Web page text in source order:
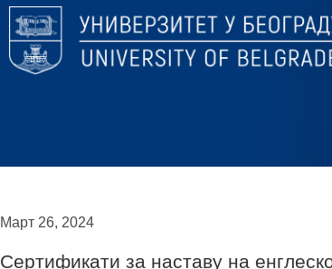
Март 26, 2024
Сертификати за наставу на